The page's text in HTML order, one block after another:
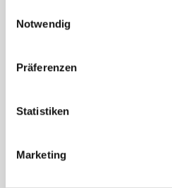
Notwendig
Präferenzen
Statistiken
Marketing